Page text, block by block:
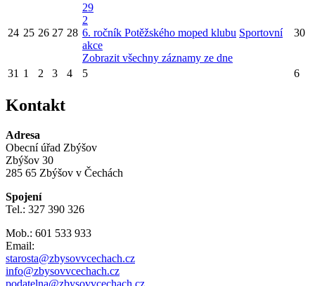
24 25 26 27 28
29
2
6. ročník Potěžského moped klubu Sportovní
akce
Zobrazit všechny záznamy ze dne
30
31 1 2 3 4 5 6
Kontakt
Adresa
Obecní úřad Zbýšov
Zbýšov 30
285 65 Zbýšov v Čechách
Spojení
Tel.: 327 390 326
Mob.: 601 533 933
Email:
starosta@zbysovvcechach.cz
info@zbysovvcechach.cz
podatelna@zbysovvcechach.cz